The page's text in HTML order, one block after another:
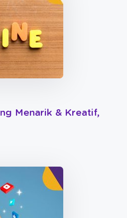
Menarik & Kreatif,